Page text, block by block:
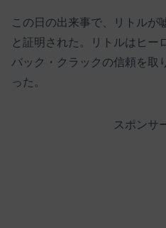
この日の出来事で、リトルが
と証明された。リトルはヒー
バック・クラックの信頼を取
った。
スポンサ